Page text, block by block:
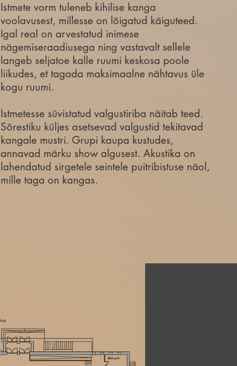
Istmete vorm tuleneb kihilise kanga
voolavusest, millesse on lõigatud käiguteed.
Igal real on arvestatud inimese
nägemiseraadiusega ning vastavalt sellele
langeb seljatoe kalle ruumi keskosa poole
liikudes, et tagada maksimaalne nähtavus üle
kogu ruumi.
Istmetesse süvistatud valgustiriba näitab teed.
Sõrestiku küljes asetsevad valgustid tekitavad
kangale mustri. Grupi kaupa kustudes,
annavad märku show algusest. Akustika on
lahendatud sirgetele seintele puitribistuse näol,
mille taga on kangas.